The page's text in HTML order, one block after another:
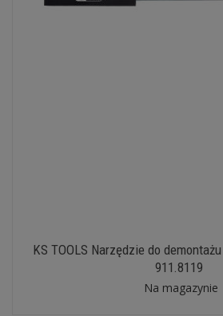
KS TOOLS Narzędzie do
911.8119
Na magazynie